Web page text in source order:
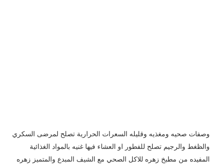
وصفات صحيه ومغذيه وقليله السعرات الحرارية تصلح لمرضى السكري
والظغط والرجيم تصلح للفطور او العشاء فيها غنيه بالمواد الغذائية
المفيده من مطبخ زهره للاكل الصحي مع الشيف المبدع والمتميز زهره